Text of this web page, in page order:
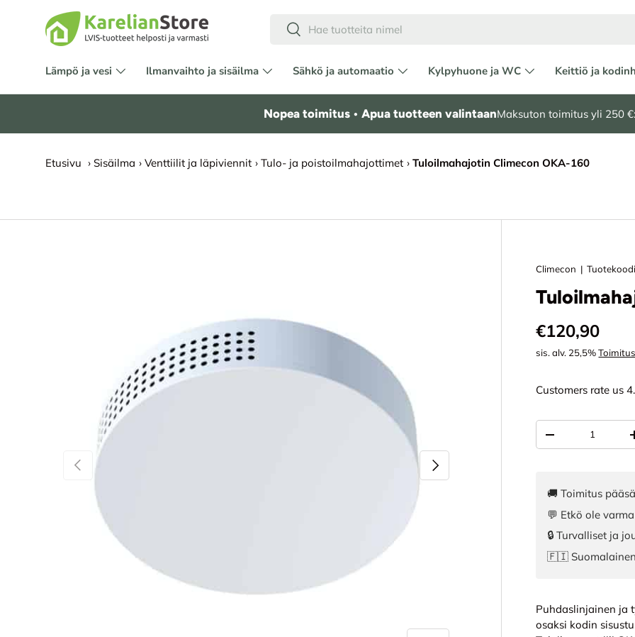
HYPPÄÄ SISÄLTÖÖN Etsi
Lämpö ja vesi Ilmanvaihto ja sisäilma Sähkö ja automaatio Kylpyhuone ja WC
Keittiö ja
Tarvikkeet ja asennus
Outlet
Nopea toimitus • Apua tuotteen valintaanMaksuton toimitus yli 250
Etusivu › Sisäilma › Venttiilit ja läpiviennit › Tulo- ja poistoilmahajottimet › Tuloilmahajotin Climecon OKA-160
EDELLINEN SEURAAVA
Climecon |
Normaali
€120,90
sis. alv. 25,5%
Customers rate us
VÄHENNÄ
🚚 Toimitus
💬 Etkö ole
🔒 Turvalliset ja
🇫🇮
Puhdaslinjainen ja
osaksi kodin